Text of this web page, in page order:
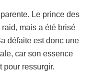
Le prince des
mais a été brisé
défaite est donc une
car son essence
pour ressurgir.